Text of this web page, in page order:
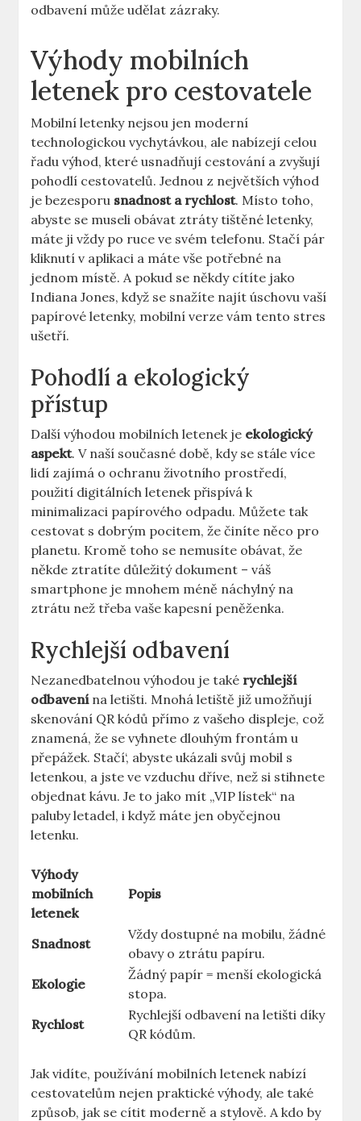
odbavení může udělat zázraky.
Výhody mobilních
letenek pro cestovatele
Mobilní letenky nejsou jen moderní
technologickou vychytávkou, ale nabízejí celou
řadu výhod, které usnadňují cestování a zvyšují
pohodlí cestovatelů. Jednou z největších výhod
je bezesporu snadnost a rychlost. Místo toho,
abyste se museli obávat ztráty tištěné letenky,
máte ji vždy po ruce ve svém telefonu. Stačí pár
kliknutí v aplikaci a máte vše potřebné na
jednom místě. A pokud se někdy cítíte jako
Indiana Jones, když se snažíte najít úschovu vaší
papírové letenky, mobilní verze vám tento stres
ušetří.
Pohodlí a ekologický
přístup
Další výhodou mobilních letenek je ekologický
aspekt. V naší současné době, kdy se stále více
lidí zajímá o ochranu životního prostředí,
použití digitálních letenek přispívá k
minimalizaci papírového odpadu. Můžete tak
cestovat s dobrým pocitem, že činíte něco pro
planetu. Kromě toho se nemusíte obávat, že
někde ztratíte důležitý dokument – váš
smartphone je mnohem méně náchylný na
ztrátu než třeba vaše kapesní peněženka.
Rychlejší odbavení
Nezanedbatelnou výhodou je také rychlejší
odbavenína letišti. Mnohá letiště již umožňují
skenování QR kódů přímo z vašeho displeje, což
znamená, že se vyhnete dlouhým frontám u
přepážek. Stačí‘, abyste ukázali svůj mobil s
letenkou, a jste ve vzduchu dříve, než si stihnete
objednat kávu. Je to jako mít „VIP lístek“ na
paluby letadel, i když máte jen obyčejnou
letenku.
Výhody
mobilních
letenek
Popis
Snadnost
Vždy dostupné na mobilu, žádné
obavy o ztrátu papíru.
Ekologie
Žádný papír = menší ekologická
stopa.
Rychlost
Rychlejší odbavení na letišti díky
QR kódům.
Jak vidíte, používání mobilních letenek nabízí
cestovatelům nejen praktické výhody, ale také
způsob, jak se cítit moderně a stylově. A kdo by